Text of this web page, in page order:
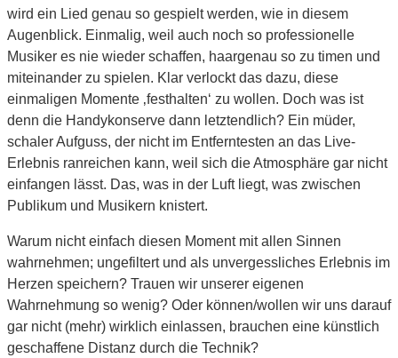
wird ein Lied genau so gespielt werden, wie in diesem
Augenblick. Einmalig, weil auch noch so professionelle
Musiker es nie wieder schaffen, haargenau so zu timen und
miteinander zu spielen. Klar verlockt das dazu, diese
einmaligen Momente ‚festhalten‘ zu wollen. Doch was ist
denn die Handykonserve dann letztendlich? Ein müder,
schaler Aufguss, der nicht im Entferntesten an das Live-
Erlebnis ranreichen kann, weil sich die Atmosphäre gar nicht
einfangen lässt. Das, was in der Luft liegt, was zwischen
Publikum und Musikern knistert.
Warum nicht einfach diesen Moment mit allen Sinnen
wahrnehmen; ungefiltert und als unvergessliches Erlebnis im
Herzen speichern? Trauen wir unserer eigenen
Wahrnehmung so wenig? Oder können/wollen wir uns darauf
gar nicht (mehr) wirklich einlassen, brauchen eine künstlich
geschaffene Distanz durch die Technik?